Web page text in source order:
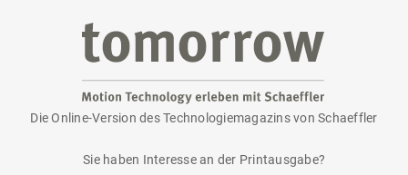
tomorrow
Die Online-Version des Technologiemagazins von Schaeffler
Sie haben Interesse an der Printausgabe?